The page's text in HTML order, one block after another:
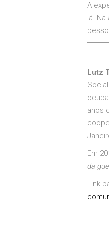
A
lá.
Lutz
anos
Em
da
Link